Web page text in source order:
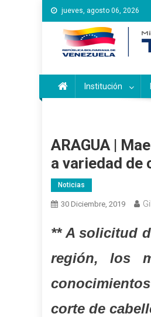
Saltar
al
contenido
jueves, agosto 06, 2026
Instituto
Inces
Institución
ARAGUA |
a variedad de
Noticias
30 Diciembre, 2019
** A solicitud
región, los
corte de